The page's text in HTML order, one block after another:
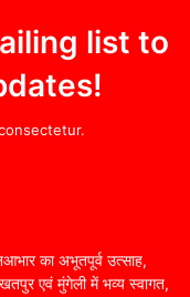
list to
का अभूतपूर्व उत्साह,
एवं मुंगेली में भव्य स्वागत,